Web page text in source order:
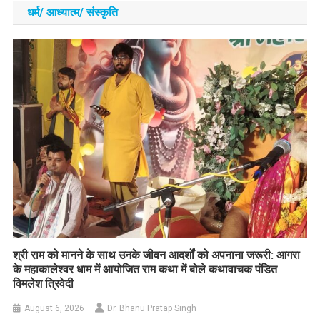
धर्म/ आध्‍यात्‍म/ संस्‍कृति
​श्री राम को मानने के साथ उनके जीवन आदर्शों को अपनाना जरूरी: आगरा
के महाकालेश्वर धाम में आयोजित राम कथा में बोले कथावाचक पंडित
विमलेश त्रिवेदी
August 6, 2026 Dr. Bhanu Pratap Singh